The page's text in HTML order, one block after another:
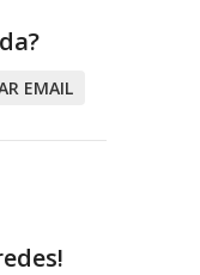
EMAIL